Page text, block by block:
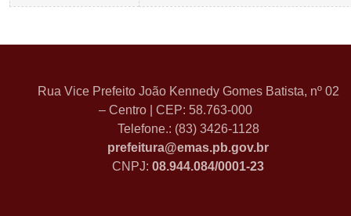
Rua Vice Prefeito João Kennedy Gomes Batista, nº 02
– Centro | CEP: 58.763-000
Telefone.: (83) 3426-1128
prefeitura@emas.pb.gov.br
CNPJ: 08.944.084/0001-23